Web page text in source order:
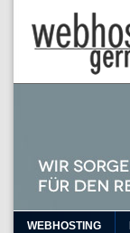
WEBHOSTING